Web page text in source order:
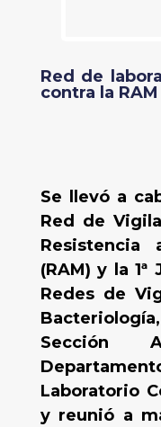
Red de
contra la RAM
Se llevó a
Red de
Resistencia
(RAM) y la
Redes de
Sección
Laboratorio
y reunió a